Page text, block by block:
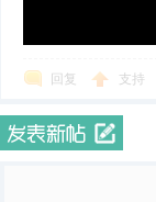
回复 支持